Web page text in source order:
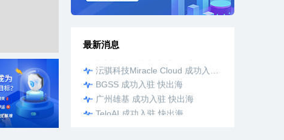
最新消息
广州雄基 成功入驻 快出海
新美集团 成功入驻 快出海
BGSS 成功入驻 快出海
广州雄基 成功入驻 快出海
TeloAI 成功入驻 快出海